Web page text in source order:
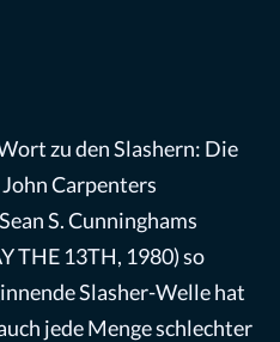
zu den Slashern: Die
Carpenters
S. Cunninghams
THE 13TH, 1980) so
Slasher-Welle hat
jede Menge schlechter